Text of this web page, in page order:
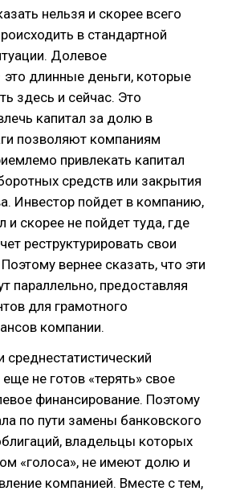
нельзя и скорее всего
в стандартной
Долевое
длинные деньги, которые
здесь и сейчас. Это
капитал за долю в
позволяют компаниям
привлекать капитал
средств или закрытия
Инвестор пойдет в компанию,
и скорее не пойдет туда, где
реструктурировать свои
вернее сказать, что эти
параллельно, предоставляя
для грамотного
компании.
среднестатистический
не готов «терять» свое
финансирование. Поэтому
по пути замены банковского
владельцы которых
«голоса», не имеют долю и
компанией. Вместе с тем,